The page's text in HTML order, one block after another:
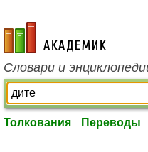
academic.ru
Словари и
Толкования Переводы